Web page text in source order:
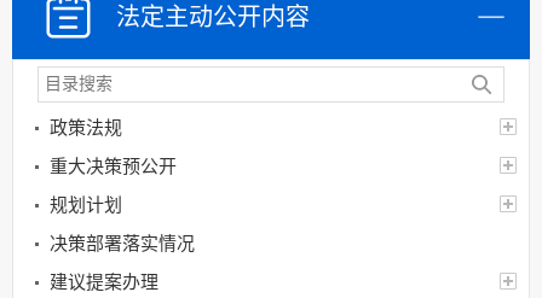
法定主动公开内容
政策法规
重大决策预公开
规划计划
决策部署落实情况
建议提案办理